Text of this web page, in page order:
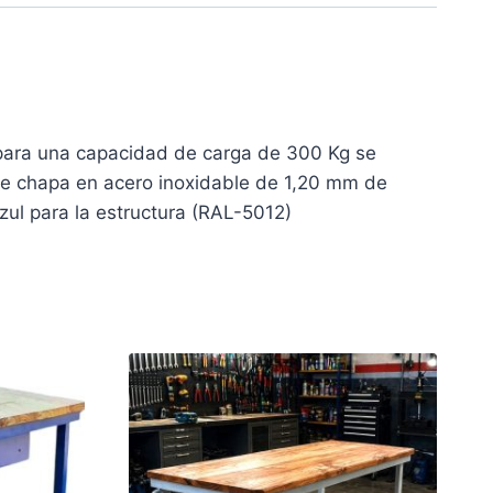
una capacidad de carga de 300 Kg se
en acero inoxidable de 1,20 mm de
para la estructura (RAL-5012)